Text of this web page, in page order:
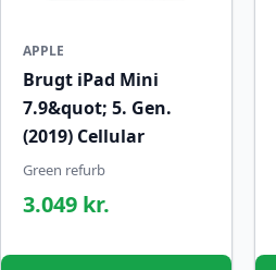
APPLE
Brugt iPad Mini
7.9&quot; 5. Gen.
(2019) Cellular
Green refurb
3.049 kr.